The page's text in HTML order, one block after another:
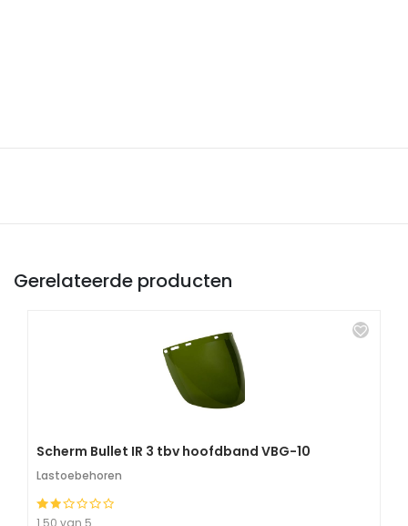
Gerelateerde producten
Scherm Bullet IR 3 tbv hoofdband VBG-10
Lastoebehoren